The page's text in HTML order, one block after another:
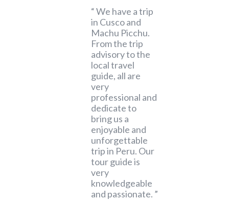
We have a trip
in Cusco and
Machu Picchu.
From the trip
advisory to the
local travel
guide, all are
very
professional and
dedicate to
bring us a
enjoyable and
unforgettable
trip in Peru. Our
tour guide is
very
knowledgeable
and passionate.